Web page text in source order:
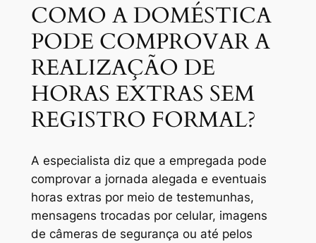
COMO A DOMÉSTICA
PODE COMPROVAR A
REALIZAÇÃO DE
HORAS EXTRAS SEM
REGISTRO FORMAL?
A especialista diz que a empregada pode
comprovar a jornada alegada e eventuais
horas extras por meio de testemunhas,
mensagens trocadas por celular, imagens
de câmeras de segurança ou até pelos